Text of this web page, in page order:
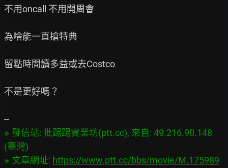
不用oncall 不用開周會
為啥能一直搶特典
留點時間讀多益或去Costco
不是更好嗎？
※ 發信站: 批踢踢實業坊(ptt.cc), 來自: 49.216.90.148
(臺灣)
※ 文章網址: https://www.ptt.cc/bbs/movie/M.175989